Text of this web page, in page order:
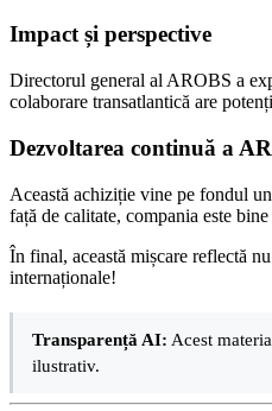
Impact și perspective
Directorul general al AROBS a
colaborare transatlantică are
Dezvoltarea continuă a
Această achiziție vine pe fondul
față de calitate, compania este
În final, această mișcare reflectă
internaționale!
Transparență AI: Acest
ilustrativ.